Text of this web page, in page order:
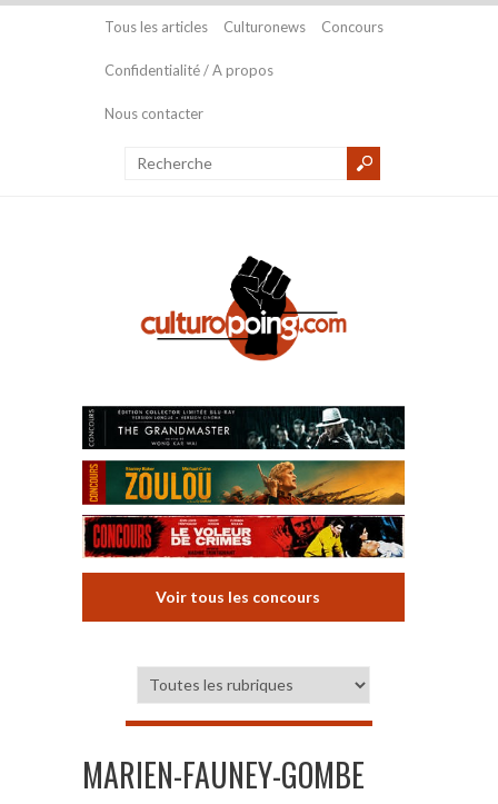
Tous les articles Culturonews Concours
Confidentialité / A propos
Nous contacter
Voir tous les concours
MARIEN-FAUNEY-GOMBE